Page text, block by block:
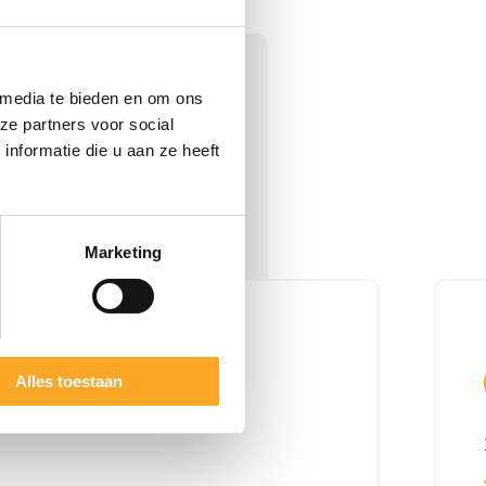
te bieden en om ons
partners voor social
die u aan ze heeft
Marketing
Alles toestaan